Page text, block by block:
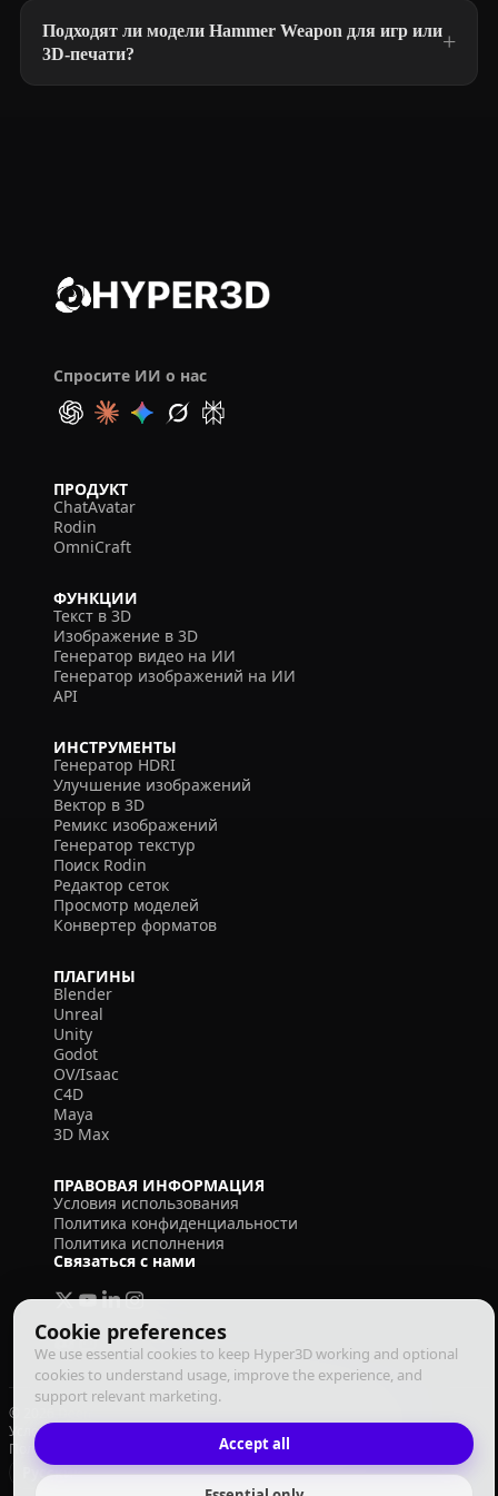
Cookie preferences
We use essential cookies to keep Hyper3D working and optional
cookies to understand usage, improve the experience, and
support relevant marketing.
Accept all
Подходят ли модели Hammer Weapon для игр или
3D-печати?
Спросите ИИ о нас
ПРОДУКТ
ChatAvatar
Rodin
OmniCraft
ФУНКЦИИ
Текст в 3D
Изображение в 3D
Генератор видео на ИИ
Генератор изображений на ИИ
API
ИНСТРУМЕНТЫ
Генератор HDRI
Улучшение изображений
Вектор в 3D
Ремикс изображений
Генератор текстур
Поиск Rodin
Редактор сеток
Просмотр моделей
Конвертер форматов
ПЛАГИНЫ
Blender
Unreal
Unity
Godot
OV/Isaac
C4D
Maya
3D Max
ПРАВОВАЯ ИНФОРМАЦИЯ
Условия использования
Политика конфиденциальности
Политика исполнения
Связаться с нами
© 2026 Deemos Corporation. Все права защищены
Условия использования
Политика исполнения
Русский